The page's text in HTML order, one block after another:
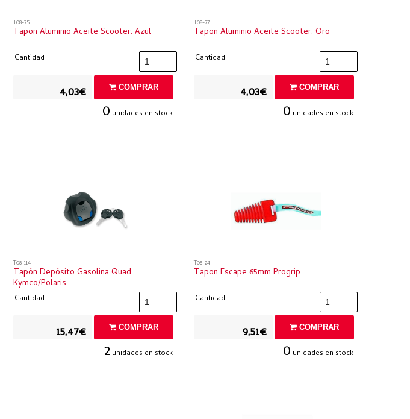
T08-75
Tapon Aluminio Aceite Scooter. Azul
Cantidad
4,03€ COMPRAR
0 unidades en stock
T08-77
Tapon Aluminio Aceite Scooter. Oro
Cantidad
4,03€ COMPRAR
0 unidades en stock
T08-114
Tapón Depósito Gasolina Quad
Kymco/polaris
Cantidad
15,47€ COMPRAR
2 unidades en stock
T08-24
Tapon Escape 65mm Progrip
Cantidad
9,51€ COMPRAR
0 unidades en stock